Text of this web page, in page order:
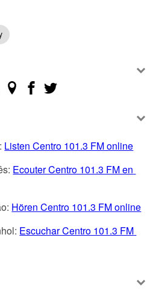
Listen Centro 101.3 FM online
Ecouter Centro 101.3 FM en
Hören Centro 101.3 FM online
Escuchar Centro 101.3 FM